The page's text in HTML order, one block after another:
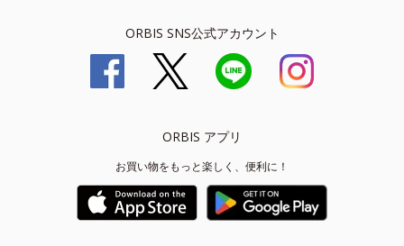
ORBIS SNS公式アカウント
ORBIS アプリ
お買い物をもっと楽しく、便利に！